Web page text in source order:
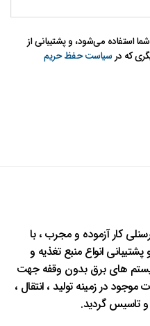
استفاده می‌شود، و پشتیبانی از
که درسیاست حفظ حریم
کار آزموده و مجرب ، با
انواع منبع تغذیه و
های برق بدون وقفه جهت
در زمینه تولید ، انتقال ،
تاسیس گردید.